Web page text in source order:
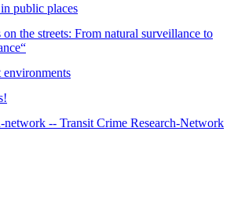
public places
on the streets: From natural surveillance to
environments
network -- Transit Crime Research-Network